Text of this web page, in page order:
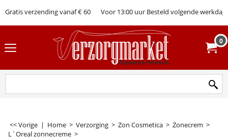
Gratis verzending vanaf € 60 Voor 13:00 uur Besteld volgende werkdag
0
<< Vorige | Home > Verzorging > Zon Cosmetica > Zonecrem >
L`Oreal zonnecreme >